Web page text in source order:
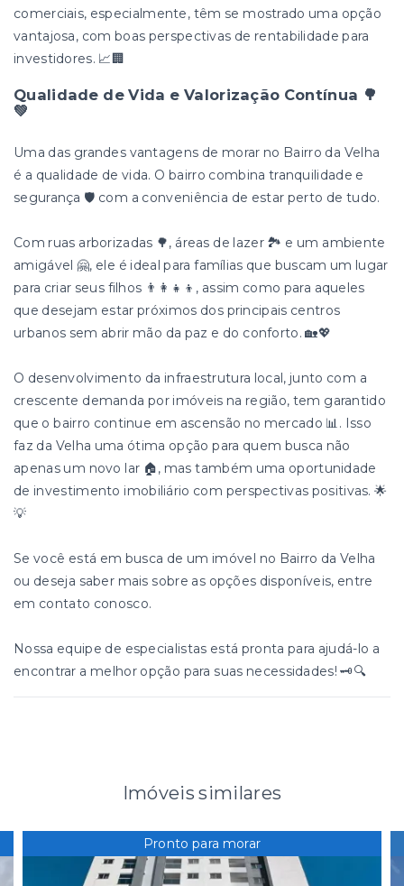
comerciais, especialmente, têm se mostrado uma opção
vantajosa, com boas perspectivas de rentabilidade para
investidores. 📈🏢
Qualidade de Vida e Valorização Contínua 🌳
💚
Uma das grandes vantagens de morar no Bairro da Velha
é a qualidade de vida. O bairro combina tranquilidade e
segurança 🛡️ com a conveniência de estar perto de tudo.
Com ruas arborizadas 🌳, áreas de lazer 🏞️ e um ambiente
amigável 🤗, ele é ideal para famílias que buscam um lugar
para criar seus filhos 👨‍👩‍👧‍👦, assim como para aqueles
que desejam estar próximos dos principais centros
urbanos sem abrir mão da paz e do conforto. 🏡💖
O desenvolvimento da infraestrutura local, junto com a
crescente demanda por imóveis na região, tem garantido
que o bairro continue em ascensão no mercado 📊. Isso
faz da Velha uma ótima opção para quem busca não
apenas um novo lar 🏠, mas também uma oportunidade
de investimento imobiliário com perspectivas positivas. 🌟
💡
Se você está em busca de um imóvel no Bairro da Velha
ou deseja saber mais sobre as opções disponíveis, entre
em contato conosco.
Nossa equipe de especialistas está pronta para ajudá-lo a
encontrar a melhor opção para suas necessidades! 🗝️🔍
Imóveis similares
Pronto para morar